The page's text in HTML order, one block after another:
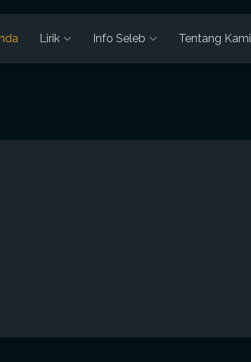
Lirik Info Seleb Tentang Kami